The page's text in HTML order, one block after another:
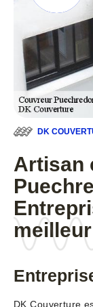
DK
Artisan
DK Couverture